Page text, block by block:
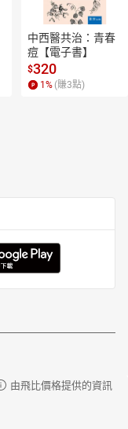
中西醫共治：青春
痘【電子書】
$320
1 % (賺3點)
由飛比價格提供的資訊